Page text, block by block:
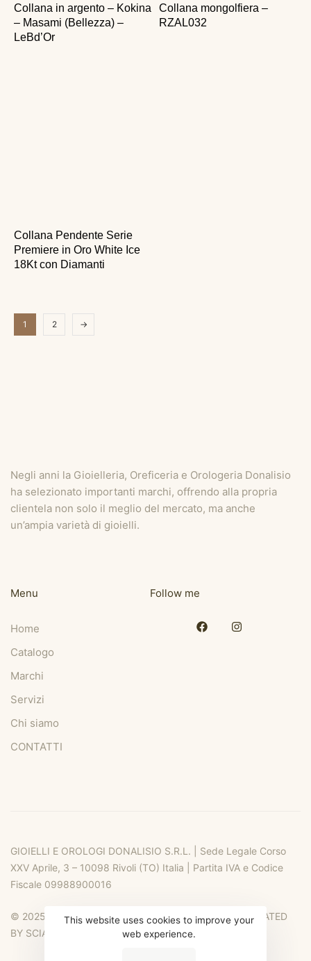
Collana in argento – Kokina
– Masami (Bellezza) –
LeBd’Or
Collana mongolfiera –
RZAL032
Collana Pendente Serie
Premiere in Oro White Ice
18Kt con Diamanti
1 2 →
Negli anni la Gioielleria, Oreficeria e Orologeria Donalisio
ha selezionato importanti marchi, offrendo alla propria
clientela non solo il meglio del mercato, ma anche
un’ampia varietà di gioielli.
Menu
Home
Catalogo
Marchi
Servizi
Chi siamo
CONTATTI
Follow me
GIOIELLI E OROLOGI DONALISIO S.R.L. | Sede Legale Corso
XXV Aprile, 3 – 10098 Rivoli (TO) Italia | Partita IVA e Codice
Fiscale 09988900016
© 2025 DONALIO RIVOLI. ALL RIGHTS RESERVED. CREATED
BY SCIA DESIGN
This website uses cookies to improve your
web experience.